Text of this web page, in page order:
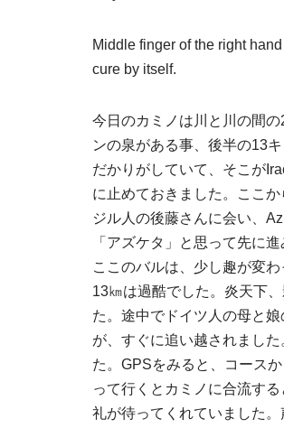
Middle finger of the right
cure by itself.
今日のカミノは川と川の間
ンの泉がある事、後半の13
だかりがしていて、そこが
に止めておきました。ここ
ジル人の後藤さんに会い、
「アズケタ」と思って先に
ここのバルは、少し趣が変
13㎞は過酷でした。炎天下
た。途中でドイツ人の母と
が、すぐに追い越されまし
た。GPSをみると、コース
って行くとカミノに合流す
礼が待ってくれていました